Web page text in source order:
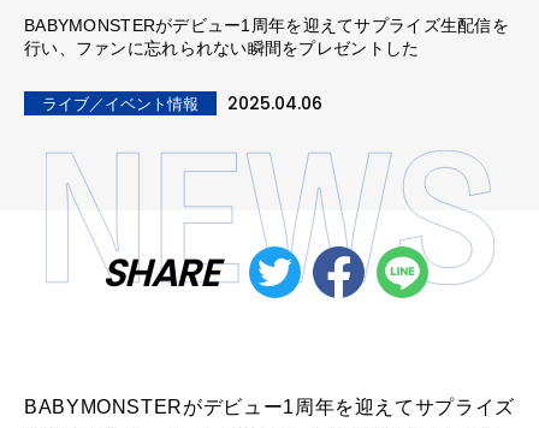
BABYMONSTERがデビュー1周年を迎えてサプライズ生配信を
行い、ファンに忘れられない瞬間をプレゼントした
ライブ／イベント情報 2025.04.06
SHARE
BABYMONSTERがデビュー1周年を迎えてサプライズ